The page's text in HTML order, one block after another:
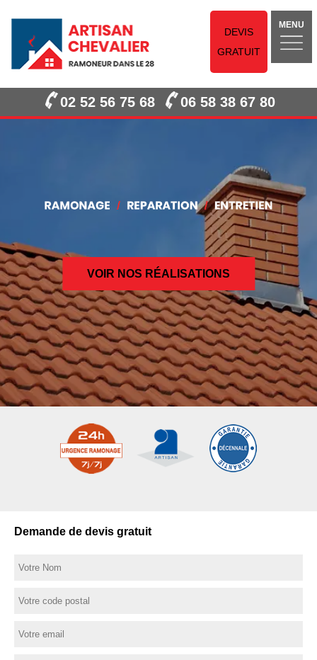
DEVIS
GRATUIT
MENU
02 52 56 75 68 06 58 38 67 80
VOIR NOS RÉALISATIONS
Demande de devis gratuit